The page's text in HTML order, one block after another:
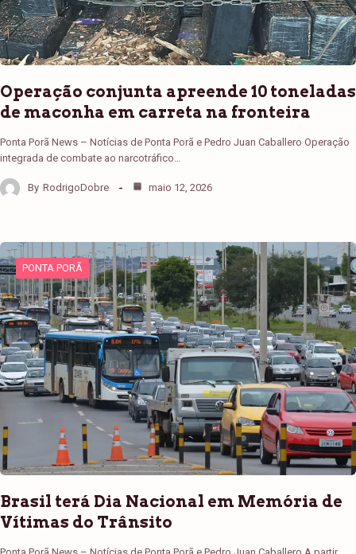
Operação conjunta apreende 10 toneladas
de maconha em carreta na fronteira
Ponta Porã News – Notícias de Ponta Porã e Pedro Juan Caballero Operação
integrada de combate ao narcotráfico…
By RodrigoDobre maio 12, 2026
PONTA PORÃ
Brasil terá Dia Nacional em Memória de
Vítimas do Trânsito